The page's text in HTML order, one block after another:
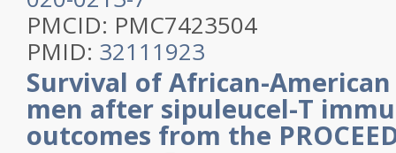
PMCID: PMC7423504
PMID: 32111923
Survival of African-American
men after sipuleucel-T
outcomes from the